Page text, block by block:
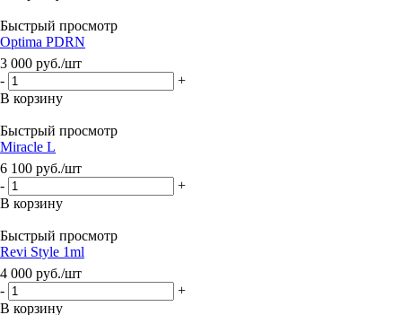
Быстрый просмотр
Optima PDRN
3 000 руб./шт
-
+
В корзину
Быстрый просмотр
Miracle L
6 100 руб./шт
-
+
В корзину
Быстрый просмотр
Revi Style 1ml
4 000 руб./шт
-
+
В корзину